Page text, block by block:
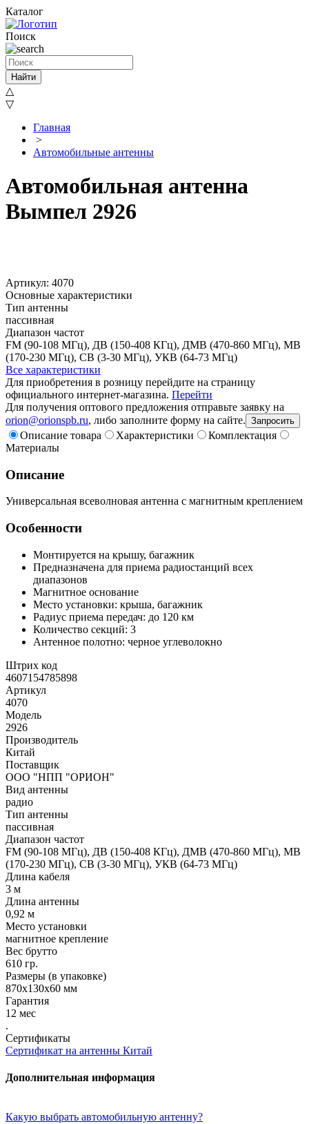
Каталог
Поиск
Найти
△
▽
Главная
>
Автомобильные антенны
Автомобильная антенна
Вымпел 2926
Артикул: 4070
Основные характеристики
Тип антенны
пассивная
Диапазон частот
FM (90-108 МГц), ДВ (150-408 КГц), ДМВ (470-860 МГц), МВ
(170-230 МГц), СВ (3-30 МГц), УКВ (64-73 МГц)
Все характеристики
Для приобретения в розницу перейдите на страницу
официального интернет-магазина. Перейти
Для получения оптового предложения отправьте заявку на
orion@orionspb.ru, либо заполните форму на сайте. Запросить
Описание товара Характеристики
Комплектация
Материалы
Описание
Универсальная всеволновая антенна с магнитным креплением
Особенности
Монтируется на крышу, багажник
Предназначена для приема радиостанций всех
диапазонов
Магнитное основание
Место установки: крыша, багажник
Радиус приема передач: до 120 км
Количество секций: 3
Антенное полотно: черное углеволокно
Штрих код
4607154785898
Артикул
4070
Модель
2926
Производитель
Китай
Поставщик
ООО "НПП "ОРИОН"
Вид антенны
радио
Тип антенны
пассивная
Диапазон частот
FM (90-108 МГц), ДВ (150-408 КГц), ДМВ (470-860 МГц), МВ
(170-230 МГц), СВ (3-30 МГц), УКВ (64-73 МГц)
Длина кабеля
3 м
Длина антенны
0,92 м
Место установки
магнитное крепление
Вес брутто
610 гр.
Размеры (в упаковке)
870х130х60 мм
Гарантия
12 мес
.
Сертификаты
Сертификат на антенны Китай
Дополнительная информация
Какую выбрать автомобильную антенну?